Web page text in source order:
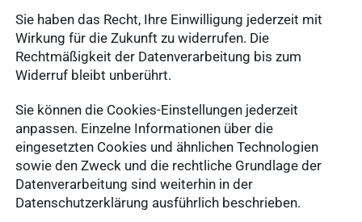
Sie haben das Recht, Ihre Einwilligung jederzeit mit
Wirkung für die Zukunft zu widerrufen. Die
Rechtmäßigkeit der Datenverarbeitung bis zum
Widerruf bleibt unberührt.
Sie können die Cookies-Einstellungen jederzeit
anpassen. Einzelne Informationen über die
eingesetzten Cookies und ähnlichen Technologien
sowie den Zweck und die rechtliche Grundlage der
Datenverarbeitung sind weiterhin in der
Datenschutzerklärung ausführlich beschrieben.